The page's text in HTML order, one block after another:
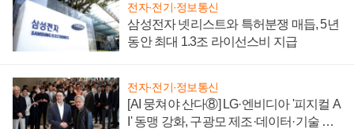
전자·전기·정보통신
삼성전자 넷리스트와 특허분쟁 매듭, 5년
동안 최대 1.3조 라이선스비 지급
전자·전기·정보통신
[AI 뭉쳐야 산다⑧] LG·엔비디아 '피지컬 A
I' 동맹 강화, 구광모 제조·데이터·기술 결